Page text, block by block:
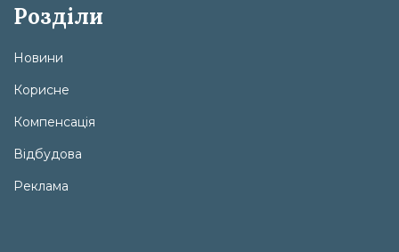
Розділи
Новини
Корисне
Компенсація
Відбудова
Реклама